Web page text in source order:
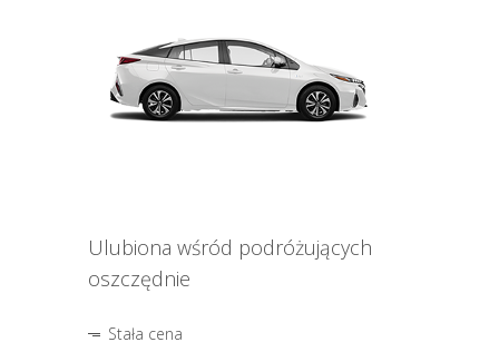
Ulubiona wśród podróżujących
oszczędnie
Stała cena